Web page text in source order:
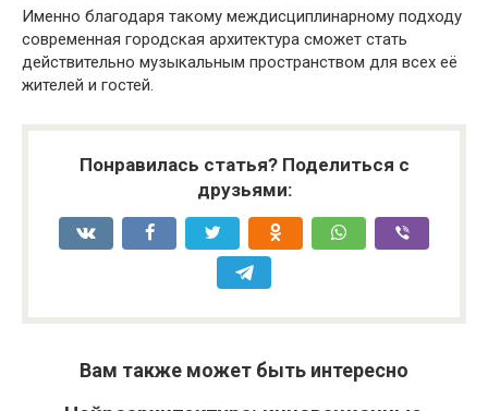
Именно благодаря такому междисциплинарному подходу
современная городская архитектура сможет стать
действительно музыкальным пространством для всех её
жителей и гостей.
Понравилась статья? Поделиться с
друзьями:
Вам также может быть интересно